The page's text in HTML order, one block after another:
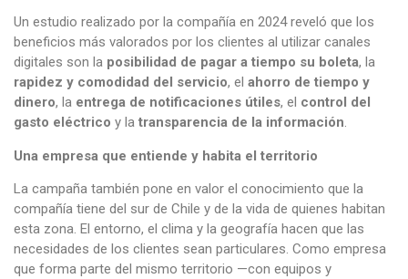
Un estudio realizado por la compañía en 2024 reveló que los
beneficios más valorados por los clientes al utilizar canales
digitales son la posibilidad de pagar a tiempo su boleta, la
rapidez y comodidad del servicio, el ahorro de tiempo y
dinero, la entrega de notificaciones útiles, el control del
gasto eléctrico y la transparencia de la información.
Una empresa que entiende y habita el territorio
La campaña también pone en valor el conocimiento que la
compañía tiene del sur de Chile y de la vida de quienes habitan
esta zona. El entorno, el clima y la geografía hacen que las
necesidades de los clientes sean particulares. Como empresa
que forma parte del mismo territorio —con equipos y